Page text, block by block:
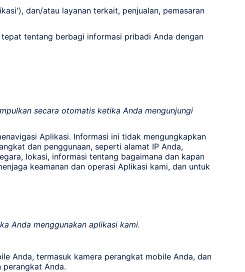
dan/atau layanan terkait, penjualan, pemasaran
tentang berbagi informasi pribadi Anda dengan
secara otomatis ketika Anda mengunjungi
Aplikasi. Informasi ini tidak mengungkapkan
dan penggunaan, seperti alamat IP Anda,
lokasi, informasi tentang bagaimana dan kapan
keamanan dan operasi Aplikasi kami, dan untuk
Anda menggunakan aplikasi kami.
Anda, termasuk kamera perangkat mobile Anda, dan
Anda.